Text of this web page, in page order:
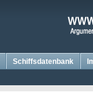
Schiffsdatenbank